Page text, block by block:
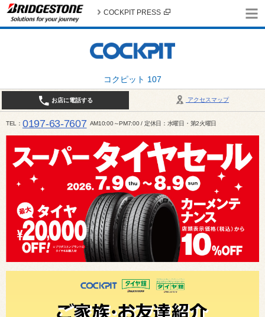
コクピット 107
COCKPIT PRESS
アクセスマップ
お店に電話する
TEL 0197-63-7607 AM10:00～PM7:00 / 定休日：水曜日・第2火曜日